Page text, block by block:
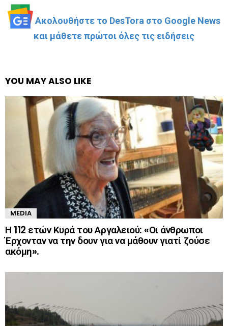
Ακολουθήστε το DesTora στο Google News
και μάθετε πρώτοι όλες τις ειδήσεις
YOU MAY ALSO LIKE
MEDIA
Η 112 ετών Κυρά του Αργαλειού: «Οι άνθρωποι
Έρχονταν να την δουν για να μάθουν γιατί ζούσε
ακόμη».